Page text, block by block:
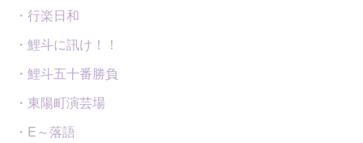
・行楽日和
・鯉斗に訊け！！
・鯉斗五十番勝負
・東陽町演芸場
・E～落語